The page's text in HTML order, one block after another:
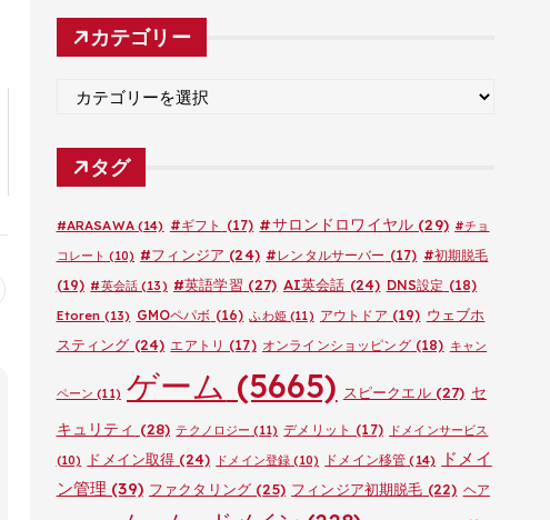
カ
イ
カテゴリー
ゴ
リ
タグ
#ARASAWA(14) #ギフト (17) #サロンドロワイヤル (29) #チョ
コレート (10) #フィンジア (24) #レンタルサーバー (17) #初期脱毛
(19) #英会話 (13) #英語学習 (27) AI英会話 (24) DNS設定 (18)
Etoren (13) GMOペパボ (16) ふわ姫(11) アウトドア (19) ウェブホ
スティング (24) エアトリ (17) オンラインショッピング(18) キャン
ペーン (11) ゲーム (5665) スピークエル(27) セ
キュリティ (28) テクノロジー (11) デメリット (17)
ドメインサービス
(10)
ドメイン取得 (24) ドメイン登録 (10) ドメイン移管 (14)
ドメイ
ン管理 (39) ファクタリング (25) フィンジア初期脱毛 (22) ヘア